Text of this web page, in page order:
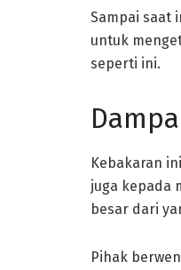
Sampai saat
untuk
seperti ini.
Kebakaran
juga kepada
besar dari
Pihak